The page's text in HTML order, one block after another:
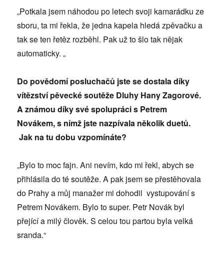
„Potkala jsem náhodou po letech svoji kamarádku ze
sboru, ta mi řekla, že jedna kapela hledá zpěvačku a
tak se ten řetěz rozběhl. Pak už to šlo tak nějak
automaticky. „
Do povědomí posluchačů jste se dostala díky
vítězství pěvecké soutěže Dluhy Hany Zagorové.
A známou díky své spolupráci s Petrem
Novákem, s nímž jste nazpívala několik duetů.
Jak na tu dobu vzpomínáte?
„Bylo to moc fajn. Ani nevím, kdo mi řekl, abych se
přihlásila do té soutěže. A pak jsem se přestěhovala
do Prahy a můj manažer mi dohodil vystupování s
Petrem Novákem. Bylo to super. Petr Novák byl
přející a milý člověk. S celou tou partou byla velká
sranda.“